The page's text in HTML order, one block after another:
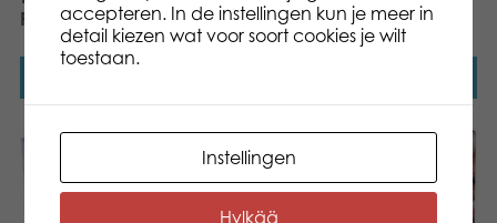
Penguins 56 pcs puzzle
accepteren. In de instellingen kun je meer in
detail kiezen wat voor soort cookies je wilt
toestaan.
Instellingen
Hylkää